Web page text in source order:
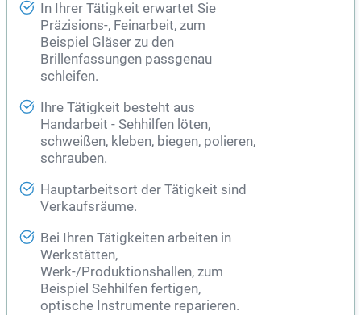
In Ihrer Tätigkeit erwartet Sie
Präzisions-, Feinarbeit, zum
Beispiel Gläser zu den
Brillenfassungen passgenau
schleifen.
Ihre Tätigkeit besteht aus
Handarbeit - Sehhilfen löten,
schweißen, kleben, biegen, polieren,
schrauben.
Hauptarbeitsort der Tätigkeit sind
Verkaufsräume.
Bei Ihren Tätigkeiten arbeiten in
Werkstätten,
Werk-/Produktionshallen, zum
Beispiel Sehhilfen fertigen,
optische Instrumente reparieren.